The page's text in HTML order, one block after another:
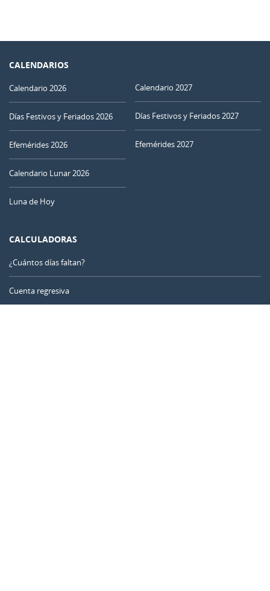
CALENDARIOS
Calendario 2026
Días Festivos y Feriados 2026
Efemérides 2026
Calendario Lunar 2026
Luna de Hoy
Calendario 2027
Días Festivos y Feriados 2027
Efemérides 2027
CALCULADORAS
¿Cuántos días faltan?
Cuenta regresiva